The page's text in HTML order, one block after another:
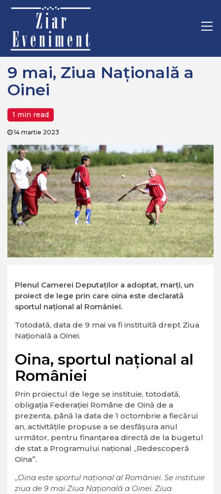
Sport
9 mai, Ziua Națională a
Oinei
1 min read
14 martie 2023
Plenul Camerei Deputaţilor a adoptat, marţi, un
proiect de lege prin care oina este declarată
sportul naţional al României.
Totodată, data de 9 mai va fi instituită drept Ziua
Naţională a Oinei.
Oina, sportul național al
României
Prin proiectul de lege se instituie, totodată,
obligaţia Federaţiei Române de Oină de a
prezenta, până la data de 1 octombrie a fiecărui
an, activităţile propuse a se desfăşura anul
următor, pentru finanţarea directă de la bugetul
de stat a Programului naţional „Redescoperă
Oina”.
„Oina este sportul naţional al României. Se instituie
ziua de 9 mai Ziua Naţională a Oinei. Ziua